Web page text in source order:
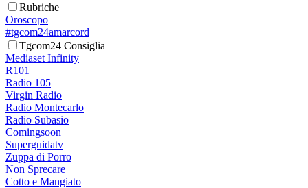
Rubriche
Oroscopo
#tgcom24amarcord
Tgcom24 Consiglia
Mediaset Infinity
R101
Radio 105
Virgin Radio
Radio Montecarlo
Radio Subasio
Comingsoon
Superguidatv
Zuppa di Porro
Non Sprecare
Cotto e Mangiato